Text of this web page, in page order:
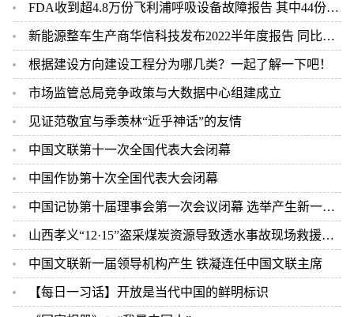
FDA收到超4.8万份飞利浦呼吸设备故障报告 其中44份死亡案例
新能源整车生产商华信科技发布2022半年度报告 同比下滑2.92%
根据建设方向建设工程分为哪几类？一起了解一下吧！
市场监管总局竞争政策与大数据中心组建成立
见证范敬宜与季羡林“近乎神话”的友情
中国文联第十一次全国代表大会闭幕
中国作协第十次全国代表大会闭幕
中国记协第十届理事会第一次会议闭幕 选举产生新一届中国记协领导机构
山西孝义“12·15”盗采煤炭资源导致透水事故现场救援结束 2人遇难
中国文联新一届领导机构产生 铁凝连任中国文联主席
【每日一习话】开放是当代中国的鲜明标识